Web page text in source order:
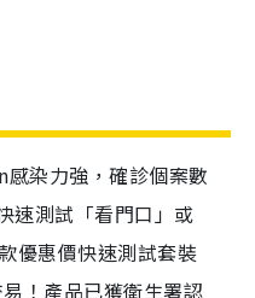
染力強，確診個案數
速測試「看門口」或
優惠價快速測試套裝
！產品已獲衛生署認